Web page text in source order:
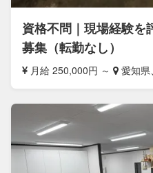
資格不問｜現場経験を
募集（転勤なし）
月給 250,000円 ～ 愛知